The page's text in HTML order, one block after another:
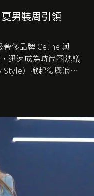
男裝周引領
奢侈品牌 Celine 與
迅速成為時尚圈熱議
Style）掀起復興浪
。